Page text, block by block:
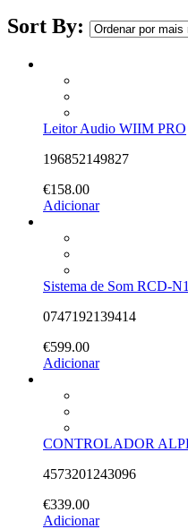
Sort By:
Leitor Audio WIIM PRO
196852149827
€158.00
Adicionar
Sistema de Som RCD-
0747192139414
€599.00
Adicionar
CONTROLADOR
4573201243096
€339.00
Adicionar